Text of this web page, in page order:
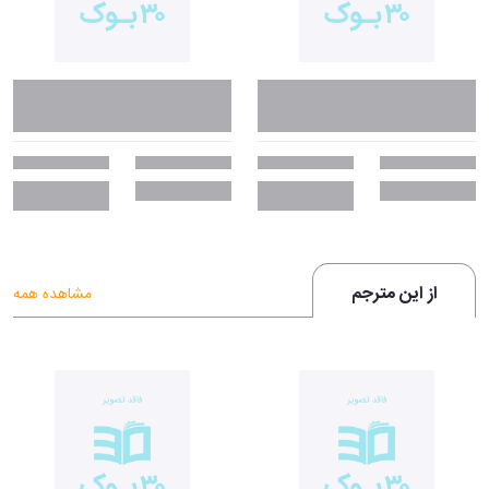
چرا باید رمانِ تاج دوقلوها را بخوانیم؟
سال‌هاست که ادبیات فانتزی تبدیل به ژانری بزرگ در دنیای ادبیات شده است
که حتی بزرگسالان نیز به خواندن این ژانر روی آورده‌اند. حالا اگر به دنبال
خواندن رمانی عاشقانه و فانتزی و نه‌چندان طولانی هستید، تاج دوقلوها همان
کتابی است که باید بخوانید. جادو و جادوگری، جانشینی و نزاع بر سر
تاج‌وتخت این کتاب را تبدیل به یک کتابِ فانتزیِ به‌یادماندنی کرده است.
جملات درخشانی از کتاب تاج دوقلوها‌:
«شن بعدازآن دست رز را گرفت و او را از روی ماسه‌های ساحل جلو برد. رز
بیگانه بود و رز به این نتیجه رسیده بود که بدون او احساس امنیت نمی‌کند.
خوشبختانه شنلش همان نزدیکی افتاده بود. رز آن را از روی ساحل برداشت و
دور خود پیچید. سرش را برگرداند تا ببیند چقدر راه آمده‌اند. نوک صخره‌ها توی
مه از نظر پنهان شده بود. حتماً خیلی با آن‌ها فاصله داشت. رز آرزو کرد ای
از این مترجم مشاهده همه